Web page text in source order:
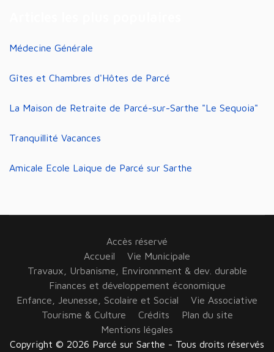
Médecine Générale
Gîtes et Chambres d'Hôtes de Parcé
La Maison de Retraite de Parcé-sur-Sarthe "Le Sequoia"
Tranquillité Vacances
Amicale Ecole Laique de Parcé sur Sarthe
Accès réservé
Accueil
Vie Municipale
Travaux, Urbanisme, Environnment & dev. durable
Finances et développement économique
Enfance, Jeunesse, Scolaire et Social
Vie Associative
Tourisme & Culture
Crédits
Plan du site
Mentions légales
Copyright © 2026 Parcé sur Sarthe - Tous droits réservés